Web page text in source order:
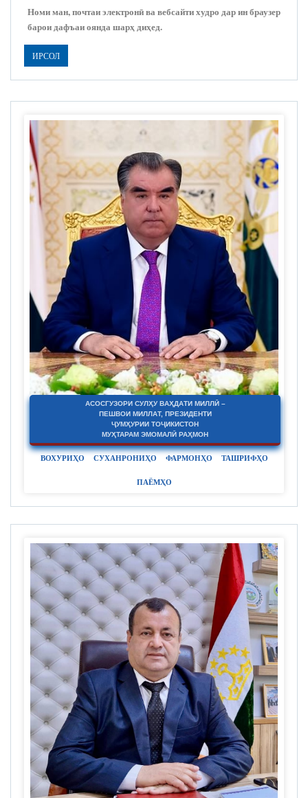
Номи ман, почтаи электронӣ ва вебсайти худро дар ин браузер
барои дафъаи оянда шарҳ диҳед.
АСОСГУЗОРИ СУЛҲУ ВАҲДАТИ МИЛЛӢ –
ПЕШВОИ МИЛЛАТ, ПРЕЗИДЕНТИ
ҶУМҲУРИИ ТОҶИКИСТОН
МУҲТАРАМ ЭМОМАЛӢ РАҲМОН
ВОХУРИҲО СУХАНРОНИҲО ФАРМОНҲО ТАШРИФҲО
ПАЁМҲО